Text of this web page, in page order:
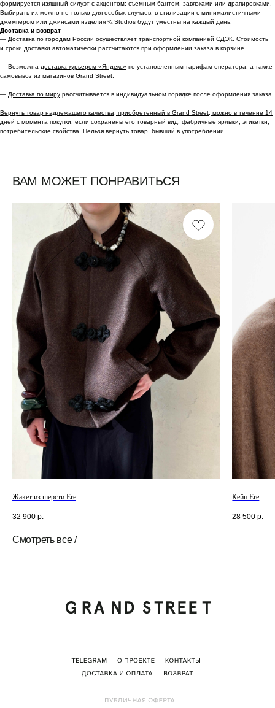
формируется изящный силуэт с акцентом: съемным бантом, завязками или драпировками.
Выбирать их можно не только для особых случаев, в стилизации с минималистичными
джемпером или джинсами изделия ¾ Studios будут уместны на каждый день.
Доставка и возврат
— Доставка по городам России осуществляет транспортной компанией СДЭК. Стоимость
и сроки доставки автоматически рассчитаются при оформлении заказа в корзине.
— Возможна доставка курьером «Яндекс» по установленным тарифам оператора, а также
самовывоз из магазинов Grand Street.
— Доставка по миру рассчитывается в индивидуальном порядке после оформления заказа.
Вернуть товар надлежащего качества, приобретенный в Grand Street, можно в течение 14
дней с момента покупки,
если сохранены его товарный вид, фабричные ярлыки, этикетки,
потребительские свойства. Нельзя вернуть товар, бывший в употреблении.
ВАМ МОЖЕТ ПОНРАВИТЬСЯ
Смотреть все /
Жакет из шерсти Ere
32 900 р.
Кейп Ere
28 500 р.
Смотреть все /